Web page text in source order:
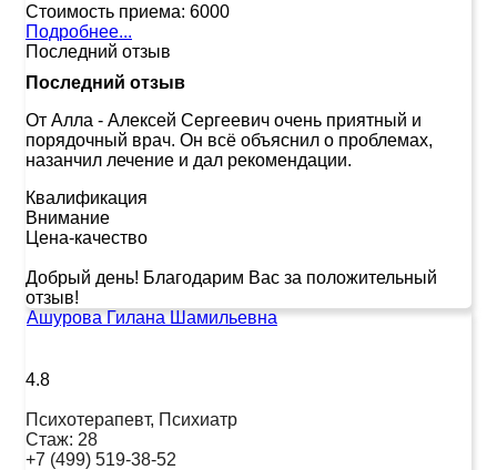
Стоимость приема: 6000
Подробнее...
Последний отзыв
Последний отзыв
От Алла - Алексей Сергеевич очень приятный и
порядочный врач. Он всё объяснил о проблемах,
назанчил лечение и дал рекомендации.
Квалификация
Внимание
Цена-качество
Добрый день! Благодарим Вас за положительный
отзыв!
Ашурова Гилана Шамильевна
4.8
Психотерапевт, Психиатр
Стаж: 28
+7 (499) 519-38-52